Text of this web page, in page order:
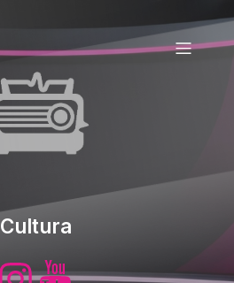
Cultura